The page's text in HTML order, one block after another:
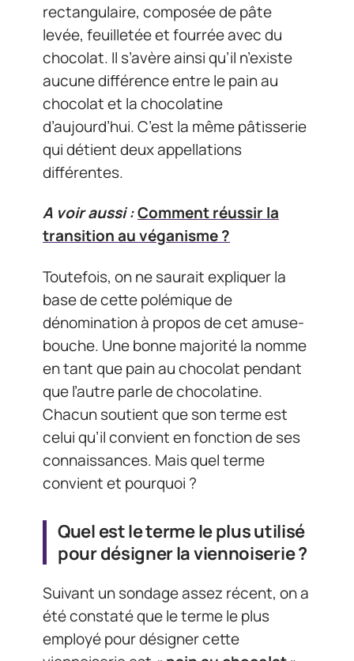
rectangulaire, composée de pâte
levée, feuilletée et fourrée avec du
chocolat. Il s’avère ainsi qu’il n’existe
aucune différence entre le pain au
chocolat et la chocolatine
d’aujourd’hui. C’est la même pâtisserie
qui détient deux appellations
différentes.
A voir aussi :Comment réussir la
transition au véganisme ?
Toutefois, on ne saurait expliquer la
base de cette polémique de
dénomination à propos de cet amuse-
bouche. Une bonne majorité la nomme
en tant que pain au chocolat pendant
que l’autre parle de chocolatine.
Chacun soutient que son terme est
celui qu’il convient en fonction de ses
connaissances. Mais quel terme
convient et pourquoi ?
Quel est le terme le plus utilisé
pour désigner la viennoiserie ?
Suivant un sondage assez récent, on a
été constaté que le terme le plus
employé pour désigner cette